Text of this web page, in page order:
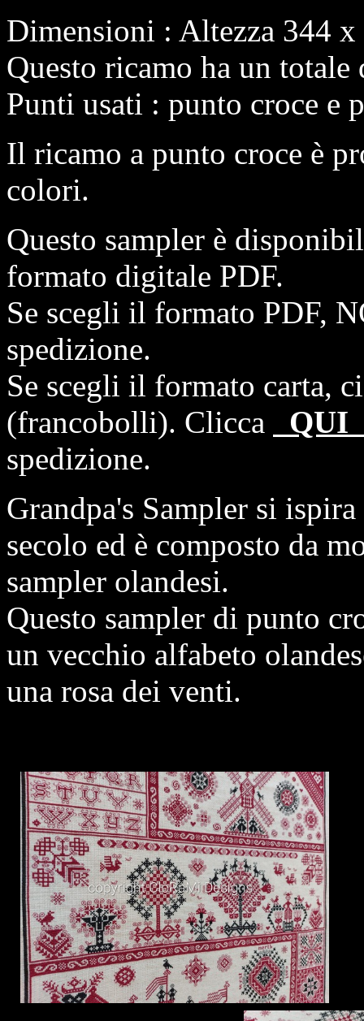
Dimensioni : Altezza 344
Questo ricamo ha un
Punti usati : punto croce e
Il ricamo a punto croce è
colori.
Questo sampler è
formato digitale PDF.
Se scegli il formato PDF,
spedizione.
Se scegli il formato carta,
(francobolli). Clicca
spedizione.
Grandpa's Sampler si
secolo ed è composto da
sampler olandesi.
Questo sampler di punto
un vecchio alfabeto
una rosa dei venti.